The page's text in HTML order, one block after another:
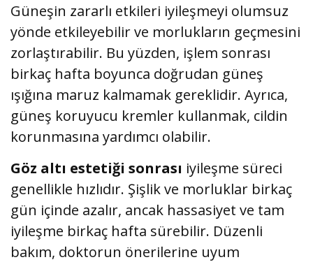
Güneşin zararlı etkileri iyileşmeyi olumsuz
yönde etkileyebilir ve morlukların geçmesini
zorlaştırabilir. Bu yüzden, işlem sonrası
birkaç hafta boyunca doğrudan güneş
ışığına maruz kalmamak gereklidir. Ayrıca,
güneş koruyucu kremler kullanmak, cildin
korunmasına yardımcı olabilir.
Göz altı estetiği sonrası iyileşme süreci
genellikle hızlıdır. Şişlik ve morluklar birkaç
gün içinde azalır, ancak hassasiyet ve tam
iyileşme birkaç hafta sürebilir. Düzenli
bakım, doktorun önerilerine uyum